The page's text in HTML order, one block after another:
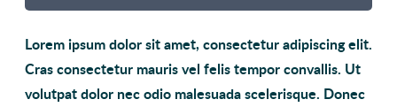
Lorem ipsum dolor sit amet, consectetur adipiscing elit.
Cras consectetur mauris vel felis tempor convallis. Ut
volutpat dolor nec odio malesuada scelerisque. Donec